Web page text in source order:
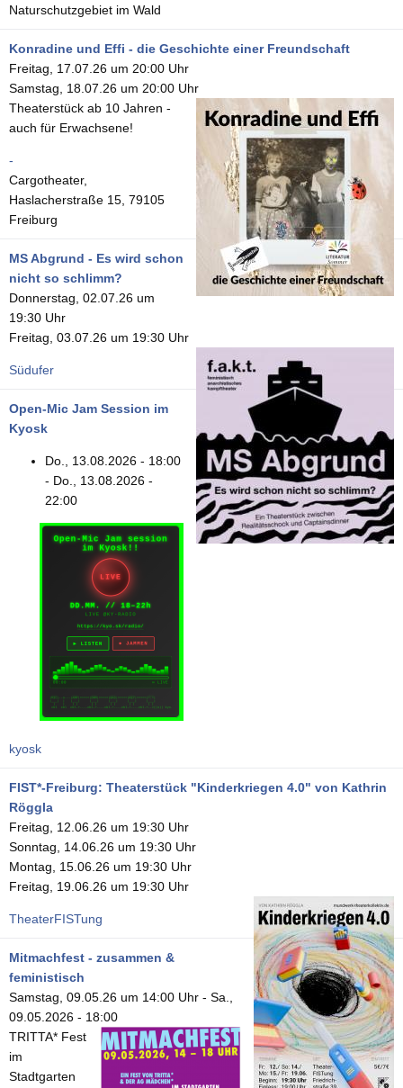
Naturschutzgebiet im Wald
Konradine und Effi - die Geschichte einer Freundschaft
Freitag, 17.07.26 um 20:00 Uhr
Samstag, 18.07.26 um 20:00 Uhr
Theaterstück ab 10 Jahren -
auch für Erwachsene!
-
Cargotheater,
Haslacherstraße 15, 79105
Freiburg
MS Abgrund - Es wird schon
nicht so schlimm?
Donnerstag, 02.07.26 um
19:30 Uhr
Freitag, 03.07.26 um 19:30 Uhr
Südufer
Open-Mic Jam Session im
Kyosk
Do., 13.08.2026 - 18:00
- Do., 13.08.2026 -
22:00
kyosk
FIST*-Freiburg: Theaterstück "Kinderkriegen 4.0" von Kathrin
Röggla
Freitag, 12.06.26 um 19:30 Uhr
Sonntag, 14.06.26 um 19:30 Uhr
Montag, 15.06.26 um 19:30 Uhr
Freitag, 19.06.26 um 19:30 Uhr
TheaterFISTung
Mitmachfest - zusammen &
feministisch
Samstag, 09.05.26 um 14:00 Uhr - Sa.,
09.05.2026 - 18:00
TRITTA* Fest
im
Stadtgarten